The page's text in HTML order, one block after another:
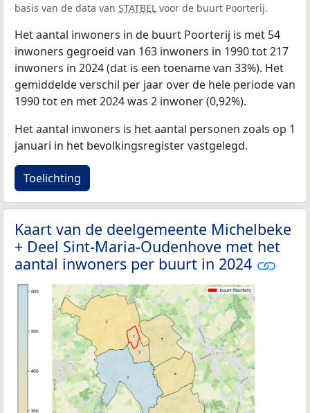
basis van de data van STATBEL voor de buurt Poorterij.
Het aantal inwoners in de buurt Poorterij is met 54
inwoners gegroeid van 163 inwoners in 1990 tot 217
inwoners in 2024 (dat is een toename van 33%). Het
gemiddelde verschil per jaar over de hele periode van
1990 tot en met 2024 was 2 inwoner (0,92%).
Het aantal inwoners is het aantal personen zoals op 1
januari in het bevolkingsregister vastgelegd.
Toelichting
Kaart van de deelgemeente Michelbeke
+ Deel Sint-Maria-Oudenhove met het
aantal inwoners per buurt in 2024